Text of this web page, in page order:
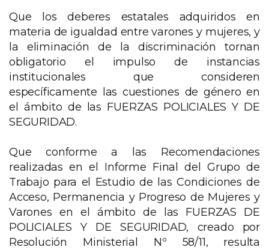
Que los deberes estatales adquiridos en
materia de igualdad entre varones y mujeres, y
la eliminación de la discriminación tornan
obligatorio el impulso de instancias
institucionales que consideren
específicamente las cuestiones de género en
el ámbito de las FUERZAS POLICIALES Y DE
SEGURIDAD.
Que conforme a las Recomendaciones
realizadas en el Informe Final del Grupo de
Trabajo para el Estudio de las Condiciones de
Acceso, Permanencia y Progreso de Mujeres y
Varones en el ámbito de las FUERZAS DE
POLICIALES Y DE SEGURIDAD, creado por
Resolución Ministerial Nº 58/11, resulta